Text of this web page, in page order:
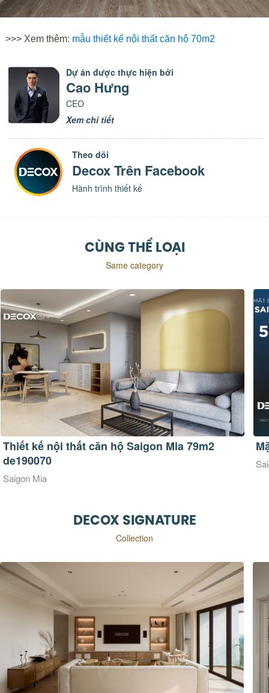
>>> Xem thêm: mẫu thiết kế nội thất căn hộ 70m2
Dự án được thực hiện bởi
Cao Hưng
CEO
Xem chi tiết
Theo dõi
Decox Trên Facebook
Hành trình thiết kế
CÙNG THỂ LOẠI
Same category
Thiết kế nội thất căn hộ Saigon Mia 79m2
de190070
Saigon Mia
DECOX SIGNATURE
Collection